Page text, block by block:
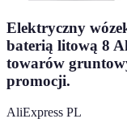
Elektryczny
baterią litową 8
towarów
promocji.
AliExpress PL